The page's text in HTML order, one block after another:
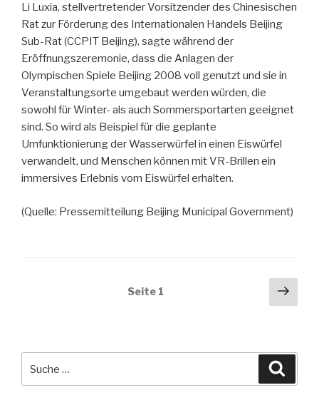
Li Luxia, stellvertretender Vorsitzender des Chinesischen
Rat zur Förderung des Internationalen Handels Beijing
Sub-Rat (CCPIT Beijing), sagte während der
Eröffnungszeremonie, dass die Anlagen der
Olympischen Spiele Beijing 2008 voll genutzt und sie in
Veranstaltungsorte umgebaut werden würden, die
sowohl für Winter- als auch Sommersportarten geeignet
sind. So wird als Beispiel für die geplante
Umfunktionierung der Wasserwürfel in einen Eiswürfel
verwandelt, und Menschen können mit VR-Brillen ein
immersives Erlebnis vom Eiswürfel erhalten.
(Quelle: Pressemitteilung Beijing Municipal Government)
Beitragsnavigation
Seite 1